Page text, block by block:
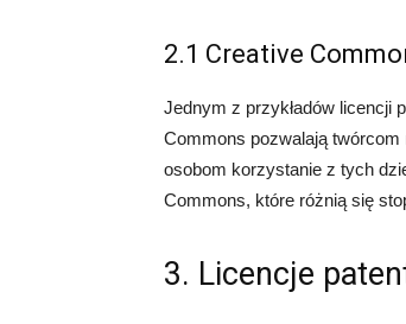
2.1 Creative
Jednym z przykładów licencji
Commons pozwalają twórcom
osobom korzystanie z tych
Commons, które różnią się
3. Licencje